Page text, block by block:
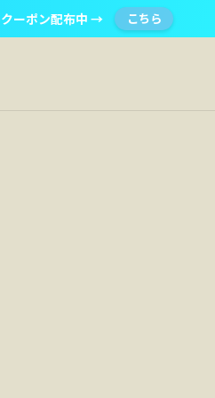
ーポン配布中 → こちら